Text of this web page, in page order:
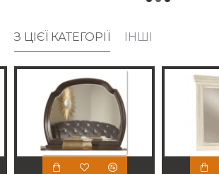
З ЦІЄЇ КАТЕГОРІЇ ІНШІ